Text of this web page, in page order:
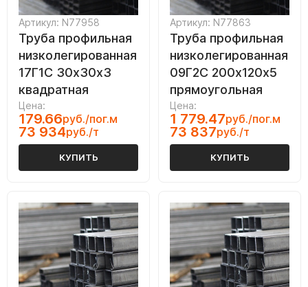
Артикул: N77958
Труба профильная
низколегированная
17Г1С 30х30х3
квадратная
Цена:
179.66руб./пог.м
73 934руб./т
КУПИТЬ
Артикул: N77863
Труба профильная
низколегированная
09Г2С 200х120х5
прямоугольная
Цена:
1 779.47руб./пог.м
73 837руб./т
КУПИТЬ